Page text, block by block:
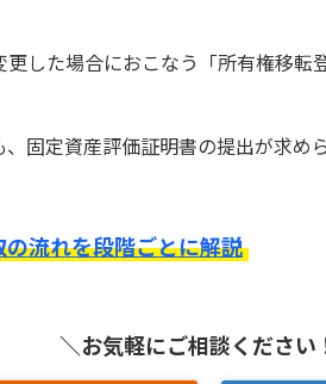
した場合におこなう「所有権移
固定資産評価証明書の提出が求めら
流れを段階ごとに解説
＼お気軽にご相談ください